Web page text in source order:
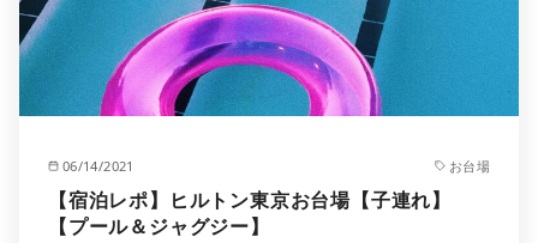
06/14/2021 お台場
【宿泊レポ】ヒルトン東京お台場【子連れ】
【プール＆ジャグジー】